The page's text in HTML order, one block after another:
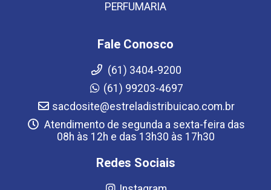
PERFUMARIA
Fale Conosco
(61) 3404-9200
(61) 99203-4697
sacdosite@estreladistribuicao.com.br
Atendimento de segunda a sexta-feira das
08h às 12h e das 13h30 às 17h30
Redes Sociais